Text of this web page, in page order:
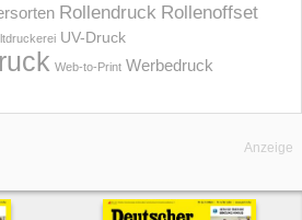
Rollendruck Rollenoffset
UV-Druck
Web-to-Print Werbedruck
Anzeige